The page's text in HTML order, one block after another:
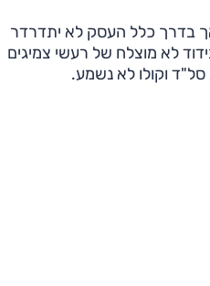
אך בדרך כלל העסק לא יתדרדר
לא מוצלח של רעשי צמיגים